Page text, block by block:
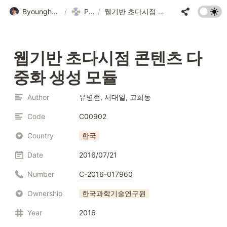
Byounghyun Yoo • 유병현 / Program / 웹기반 초다시점 콘텐츠 다중화 생성 모듈
웹기반 초다시점 콘텐츠 다
중화 생성 모듈
Author 유병현, 서대일, 고희동
Code C00902
Country 한국
Date 2016/07/21
Number C-2016-017960
Ownership 한국과학기술연구원
Year 2016